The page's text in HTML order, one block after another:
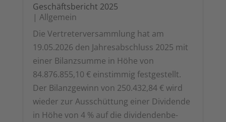
Geschäfts­be­richt 2025
| All­ge­mein
Die Ver­tre­ter­ver­samm­lung hat am
19.05.2026 den Jah­res­ab­schluss 2025 mit
einer Bilanz­sum­me in Höhe von
84.876.855,10 € ein­stim­mig fest­ge­stellt.
Der Bilanz­ge­winn von 250.432,84 € wird
wie­der zur Aus­schüt­tung einer Divi­den­de
in Höhe von 4 % auf die divi­den­den­be­